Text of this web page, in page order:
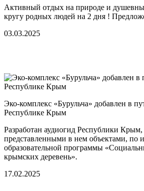
Активный отдых на природе и
кругу родных людей на 2 дня !
03.03.2025
Эко-комплекс «Бурульча» добавлен в
Республике Крым
Разработан аудиогид Республики Крым,
представленными в нем объектами, по
образовательной программы
крымских деревень».
17.02.2025